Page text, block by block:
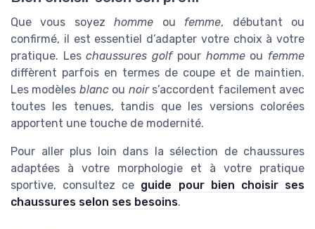
Que vous soyezhomme ou femme, débutant ou
confirmé, il est essentiel d’adapter votre choix à votre
pratique. Leschaussures golfpour hommeou femme
diffèrent parfois en termes de coupe et de maintien.
Les modèles blancou noirs’accordent facilement avec
toutes les tenues, tandis que les versions colorées
apportent une touche de modernité.
Pour aller plus loin dans la sélection de chaussures
adaptées à votre morphologie et à votre pratique
sportive, consultez ce guide pour bien choisir ses
chaussures selon ses besoins.